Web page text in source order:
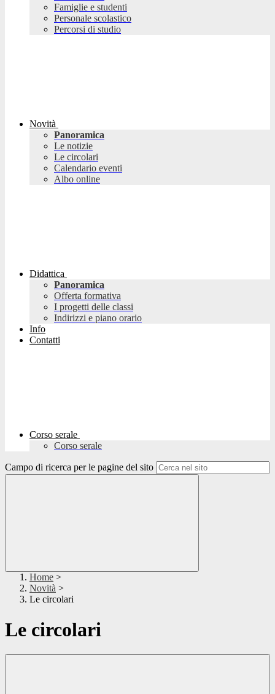
Famiglie e studenti
Personale scolastico
Percorsi di studio
Novità
Panoramica
Le notizie
Le circolari
Calendario eventi
Albo online
Didattica
Panoramica
Offerta formativa
I progetti delle classi
Indirizzi e piano orario
Info
Contatti
Corso serale
Corso serale
Campo di ricerca per le pagine del sito
Home >
Novità >
Le circolari
Le circolari